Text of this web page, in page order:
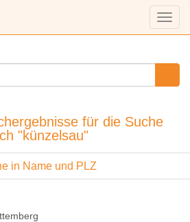
Menü
für die Suche
"künzelsau"
in Name und PLZ